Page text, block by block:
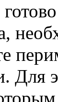
Для